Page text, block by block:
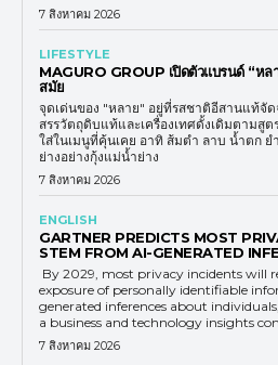
7 สิงหาคม 2026
LIFESTYLE
MAGURO GROUP เปิดตัวแบรนด์ “หล
สมัย
จุดเด่นของ "หลาย" อยู่ที่รสชาติอีสานแท้จัด
สรรวัตถุดิบแท้และเครื่องเทศดั้งเดิมตามสู
ใส่ในเมนูที่คุ้นเคย อาทิ ส้มตำ ลาบ น้ำตก ย
ย่างอย่างกุ้งแม่น้ำย่าง
7 สิงหาคม 2026
ENGLISH
GARTNER PREDICTS MOST
STEM FROM AI-GENERATED
By 2029, most privacy incidents will
exposure of personally identifiable
generated inferences about
a business and technology insights
7 สิงหาคม 2026